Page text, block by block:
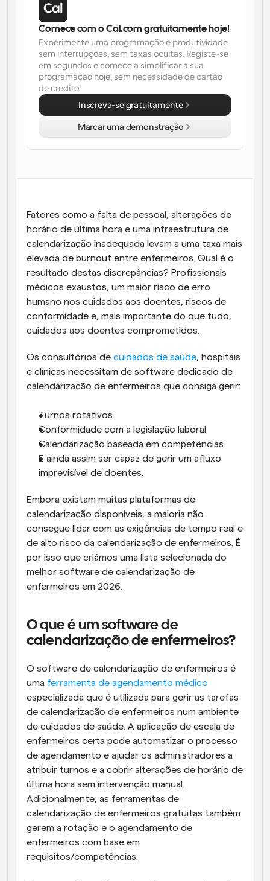
Agendamento potenciado com chamadas
impulsionadas por IA
Fluxos de trabalho
Automatizar agendamento e lembretes
Blogue
Mantenha-se atualizado com as últimas notícias e
atualizações
Reuniões Instantâneas
Reunião com clientes em minutos
Links de Grupo Dinâmico
Fatores como a falta de pessoal, alterações de
horário de última hora e uma infraestrutura de
calendarização inadequada levam a uma taxa mais
elevada de burnout entre enfermeiros. Qual é o
resultado destas discrepâncias? Profissionais
médicos exaustos, um maior risco de erro
humano nos cuidados aos doentes, riscos de
conformidade e, mais importante do que tudo,
cuidados aos doentes comprometidos.
Os consultórios de cuidados de saúde, hospitais
e clínicas necessitam de software dedicado de
calendarização de enfermeiros que consiga gerir:
Turnos rotativos
Conformidade com a legislação laboral
Calendarização baseada em competências
E ainda assim ser capaz de gerir um afluxo
imprevisível de doentes.
Embora existam muitas plataformas de
calendarização disponíveis, a maioria não
consegue lidar com as exigências de tempo real e
de alto risco da calendarização de enfermeiros. É
por isso que criámos uma lista selecionada do
melhor software de calendarização de
enfermeiros em 2026.
O que é um software de
calendarização de enfermeiros?
O software de calendarização de enfermeiros é
uma ferramenta de agendamento médico
especializada que é utilizada para gerir as tarefas
de calendarização de enfermeiros num ambiente
de cuidados de saúde. A aplicação de escala de
enfermeiros certa pode automatizar o processo
de agendamento e ajudar os administradores a
atribuir turnos e a cobrir alterações de horário de
última hora sem intervenção manual.
Adicionalmente, as ferramentas de
calendarização de enfermeiros gratuitas também
gerem a rotação e o agendamento de
enfermeiros com base em
requisitos/competências.
Comece com o Cal.com gratuitamente hoje!
Experimente uma programação e produtividade
sem interrupções, sem taxas ocultas. Registe-se
em segundos e comece a simplificar a sua
programação hoje, sem necessidade de cartão
de crédito!
Inscreva-se gratuitamente
Marcar uma demonstração